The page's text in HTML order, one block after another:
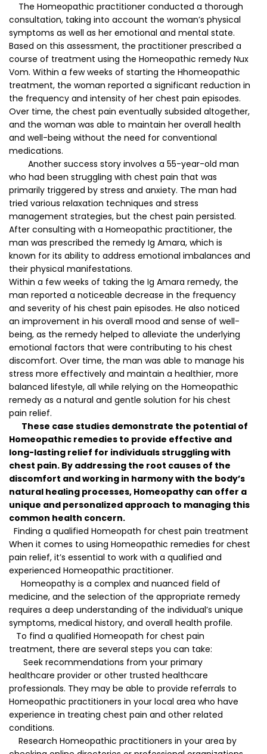
The Homeopathic practitioner conducted a thorough
consultation, taking into account the woman’s physical
symptoms as well as her emotional and mental state.
Based on this assessment, the practitioner prescribed a
course of treatment using the Homeopathic remedy Nux
Vom. Within a few weeks of starting the Hhomeopathic
treatment, the woman reported a significant reduction in
the frequency and intensity of her chest pain episodes.
Over time, the chest pain eventually subsided altogether,
and the woman was able to maintain her overall health
and well-being without the need for conventional
medications.
Another success story involves a 55-year-old man
who had been struggling with chest pain that was
primarily triggered by stress and anxiety. The man had
tried various relaxation techniques and stress
management strategies, but the chest pain persisted.
After consulting with a Homeopathic practitioner, the
man was prescribed the remedy Ig Amara, which is
known for its ability to address emotional imbalances and
their physical manifestations.
Within a few weeks of taking the Ig Amara remedy, the
man reported a noticeable decrease in the frequency
and severity of his chest pain episodes. He also noticed
an improvement in his overall mood and sense of well-
being, as the remedy helped to alleviate the underlying
emotional factors that were contributing to his chest
discomfort. Over time, the man was able to manage his
stress more effectively and maintain a healthier, more
balanced lifestyle, all while relying on the Homeopathic
remedy as a natural and gentle solution for his chest
pain relief.
These case studies demonstrate the potential of
Homeopathic remedies to provide effective and
long-lasting relief for individuals struggling with
chest pain. By addressing the root causes of the
discomfort and working in harmony with the body’s
natural healing processes, Homeopathy can offer a
unique and personalized approach to managing this
common health concern.
Finding a qualified Homeopath for chest pain treatment
When it comes to using Homeopathic remedies for chest
pain relief, it’s essential to work with a qualified and
experienced Homeopathic practitioner.
Homeopathy is a complex and nuanced field of
medicine, and the selection of the appropriate remedy
requires a deep understanding of the individual’s unique
symptoms, medical history, and overall health profile.
To find a qualified Homeopath for chest pain
treatment, there are several steps you can take:
Seek recommendations from your primary
healthcare provider or other trusted healthcare
professionals. They may be able to provide referrals to
Homeopathic practitioners in your local area who have
experience in treating chest pain and other related
conditions.
Research Homeopathic practitioners in your area by